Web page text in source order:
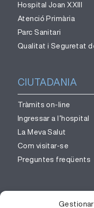
Hospital Joan XXIII
Atenció Primària
Parc Sanitari
Qualitat i Seguretat
CIUTADANIA
Tràmits on-line
Ingressar a l’hospital
La Meva Salut
Com visitar-se
Preguntes freqüents